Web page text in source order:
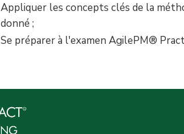
Appliquer les concepts clés de la
donné ;
Se préparer à l'examen AgilePM®